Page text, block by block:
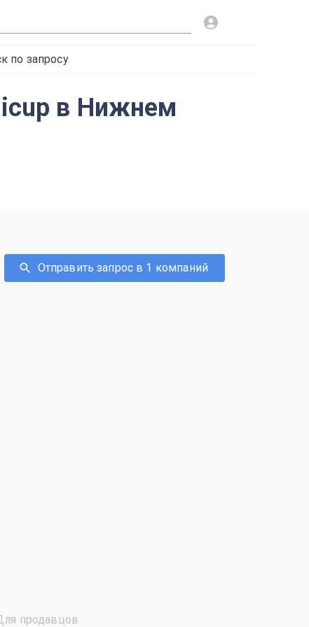
по запросу
в Нижнем
Отправить запрос в 1 компаний
продавцов